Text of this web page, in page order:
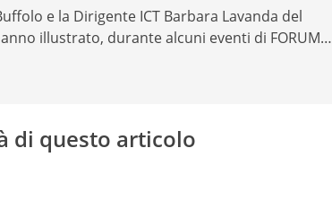
e la Dirigente ICT Barbara Lavanda del
illustrato, durante alcuni eventi di FORUM…
di questo articolo